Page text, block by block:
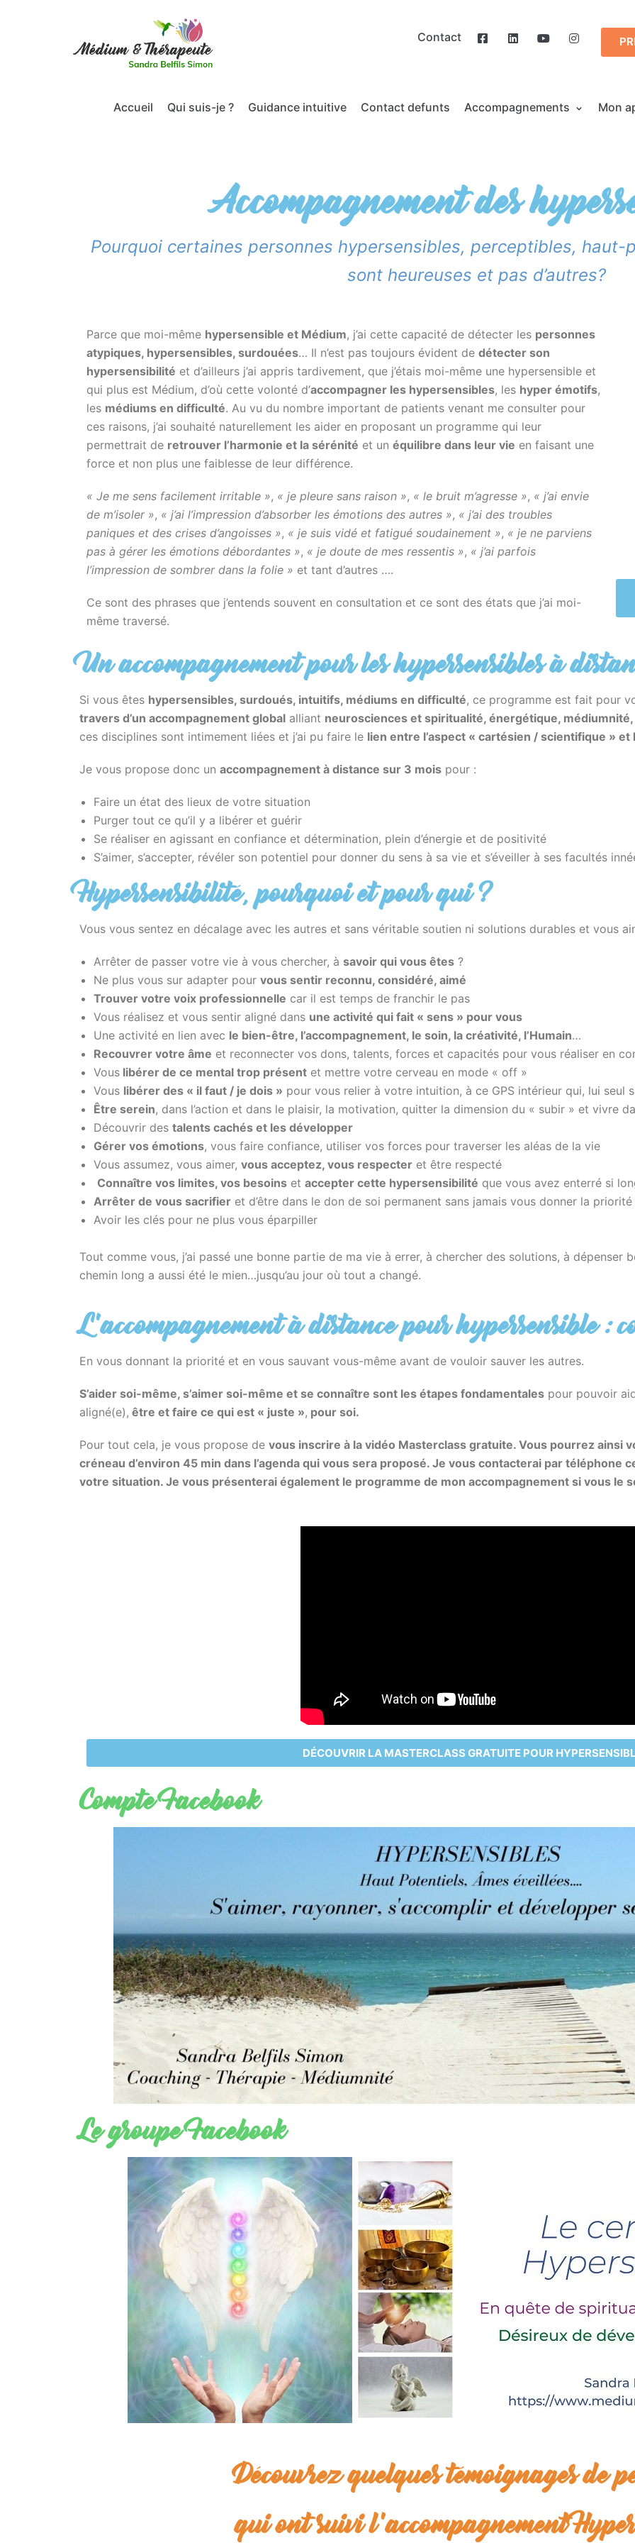
Contact
Accueil Qui suis-je ? Guidance intuitive Contact defunts Accompagnements Mon
Accompagnement des
Pourquoi certaines personnes hypersensibles, perceptibles,
sont heureuses et pas d’autres?
Parce que moi-même hypersensible et Médium, j’ai cette capacité de détecter les personnes
atypiques, hypersensibles, surdouées… Il n’est pas toujours évident de détecter son
hypersensibilité et d’ailleurs j’ai appris tardivement, que j’étais moi-même une hypersensible et
qui plus est Médium, d’où cette volonté d’accompagner les hypersensibles, les hyper émotifs,
les médiums en difficulté. Au vu du nombre important de patients venant me consulter pour
ces raisons, j’ai souhaité naturellement les aider en proposant un programme qui leur
permettrait de retrouver l’harmonie et la sérénité et un équilibre dans leur vie en faisant une
force et non plus une faiblesse de leur différence.
« Je me sens facilement irritable », « je pleure sans raison », « le bruit m’agresse », « j’ai envie
de m’isoler », « j’ai l’impression d’absorber les émotions des autres », « j’ai des troubles
paniques et des crises d’angoisses », « je suis vidé et fatigué soudainement », « je ne parviens
pas à gérer les émotions débordantes », « je doute de mes ressentis », « j’ai parfois
l’impression de sombrer dans la folie » et tant d’autres ….
Ce sont des phrases que j’entends souvent en consultation et ce sont des états que j’ai moi-
même traversé.
Un accompagnement pour les hypersensibles à
Si vous êtes hypersensibles, surdoués, intuitifs, médiums en difficulté, ce programme est fait pour
travers d’un accompagnement global alliant neurosciences et spiritualité, énergétique,
ces disciplines sont intimement liées et j’ai pu faire le lien entre l’aspect « cartésien / scientifique » et
Je vous propose donc un accompagnement à distance sur 3 mois pour :
Faire un état des lieux de votre situation
Purger tout ce qu’il y a libérer et guérir
Se réaliser en agissant en confiance et détermination, plein d’énergie et de positivité
S’aimer, s’accepter, révéler son potentiel pour donner du sens à sa vie et s’éveiller à ses facultés
Hypersensibilité, pourquoi et pour qui ?
Vous vous sentez en décalage avec les autres et sans véritable soutien ni solutions durables et vous
Arrêter de passer votre vie à vous chercher, à savoir qui vous êtes ?
Ne plus vous sur adapter pour vous sentir reconnu, considéré, aimé
Trouver votre voix professionnelle car il est temps de franchir le pas
Vous réalisez et vous sentir aligné dans une activité qui fait « sens » pour vous
Une activité en lien avec le bien-être, l’accompagnement, le soin, la créativité, l’Humain…
Recouvrer votre âme et reconnecter vos dons, talents, forces et capacités pour vous réaliser en
Vous libérer de ce mental trop présent et mettre votre cerveau en mode « off »
Vous libérer des « il faut / je dois » pour vous relier à votre intuition, à ce GPS intérieur qui, lui seul
Être serein, dans l’action et dans le plaisir, la motivation, quitter la dimension du « subir » et vivre
Découvrir des talents cachés et les développer
Gérer vos émotions, vous faire confiance, utiliser vos forces pour traverser les aléas de la vie
Vous assumez, vous aimer, vous acceptez, vous respecter et être respecté
Connaître vos limites, vos besoins et accepter cette hypersensibilité que vous avez enterré si
Arrêter de vous sacrifier et d’être dans le don de soi permanent sans jamais vous donner la priorité
Avoir les clés pour ne plus vous éparpiller
Tout comme vous, j’ai passé une bonne partie de ma vie à errer, à chercher des solutions, à dépenser
chemin long a aussi été le mien…jusqu’au jour où tout a changé.
L'accompagnement à distance pour hypersensible :
En vous donnant la priorité et en vous sauvant vous-même avant de vouloir sauver les autres.
S’aider soi-même, s’aimer soi-même et se connaître sont les étapes fondamentales pour pouvoir
aligné(e), être et faire ce qui est « juste », pour soi.
Pour tout cela, je vous propose de vous inscrire à la vidéo Masterclass gratuite. Vous pourrez ainsi
créneau d’environ 45 min dans l’agenda qui vous sera proposé. Je vous contacterai par téléphone
votre situation. Je vous présenterai également le programme de mon accompagnement si vous le
DÉCOUVRIR LA MASTERCLASS GRATUITE POUR
Compte Facebook
Le groupe Facebook
Découvrez quelques témoignages de
qui ont suivi l'accompagnement